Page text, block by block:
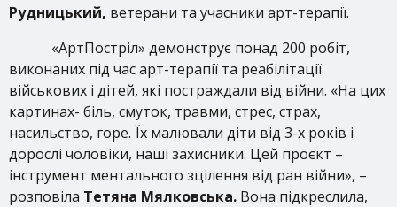
Рудницький, ветерани та учасники арт-терапії.
«АртПостріл» демонструє понад 200 робіт,
виконаних під час арт-терапії та реабілітації
військових і дітей, які постраждали від війни. «На цих
картинах- біль, смуток, травми, стрес, страх,
насильство, горе. Їх малювали діти від 3-х років і
дорослі чоловіки, наші захисники. Цей проєкт –
інструмент ментального зцілення від ран війни», –
розповіла Тетяна Мялковська. Вона підкреслила,